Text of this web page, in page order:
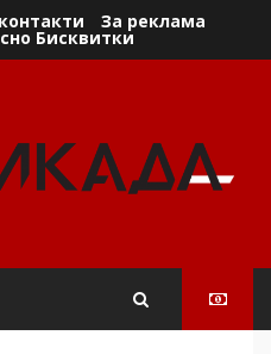
За реклама
Бисквитки